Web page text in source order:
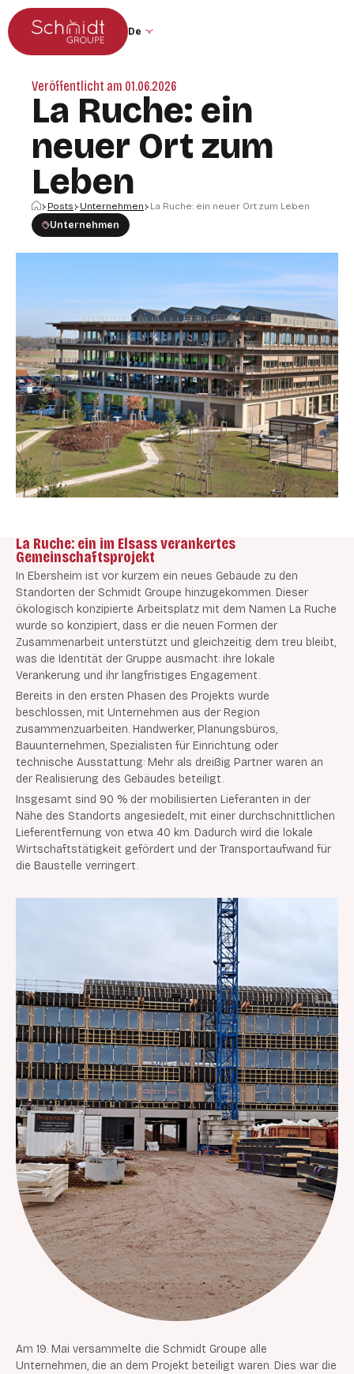
Zum Hauptmenü
Zum Inhalt springen
Sprache der Website ändern (die Seite
Veröffentlicht am 01.06.2026
La Ruche: ein
neuer Ort zum
Leben
Startseite
Posts Unternehmen
La Ruche: ein neuer Ort zum Leben
Unternehmen
La Ruche: ein im Elsass verankertes
Gemeinschaftsprojekt
In Ebersheim ist vor kurzem ein neues Gebäude zu den
Standorten der Schmidt Groupe hinzugekommen. Dieser
ökologisch konzipierte Arbeitsplatz mit dem Namen La Ruche
wurde so konzipiert, dass er die neuen Formen der
Zusammenarbeit unterstützt und gleichzeitig dem treu bleibt,
was die Identität der Gruppe ausmacht: ihre lokale
Verankerung und ihr langfristiges Engagement.
Bereits in den ersten Phasen des Projekts wurde
beschlossen, mit Unternehmen aus der Region
zusammenzuarbeiten. Handwerker, Planungsbüros,
Bauunternehmen, Spezialisten für Einrichtung oder
technische Ausstattung: Mehr als dreißig Partner waren an
der Realisierung des Gebäudes beteiligt.
Insgesamt sind 90 % der mobilisierten Lieferanten in der
Nähe des Standorts angesiedelt, mit einer durchschnittlichen
Lieferentfernung von etwa 40 km. Dadurch wird die lokale
Wirtschaftstätigkeit gefördert und der Transportaufwand für
die Baustelle verringert.
Am 19. Mai versammelte die Schmidt Groupe alle
Unternehmen, die an dem Projekt beteiligt waren. Dies war die